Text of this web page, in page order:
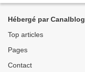
Hébergé par Canalblog
Top articles
Pages
Contact